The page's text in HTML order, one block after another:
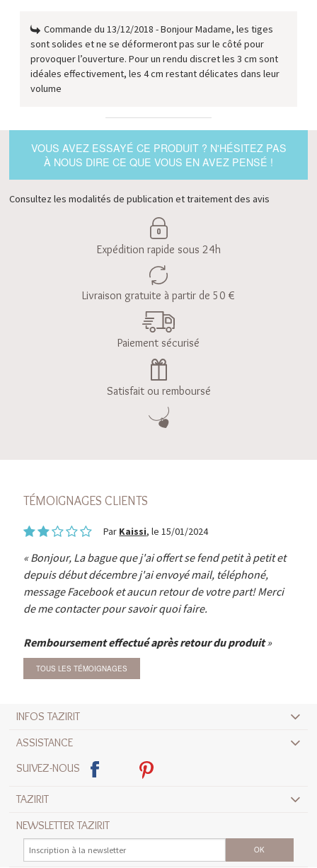
Commande du 13/12/2018 - Bonjour Madame, les tiges
sont solides et ne se déformeront pas sur le côté pour
provoquer l’ouverture. Pour un rendu discret les 3 cm sont
idéales effectivement, les 4 cm restant délicates dans leur
volume
VOUS AVEZ ESSAYÉ CE PRODUIT ? N'HÉSITEZ PAS
À NOUS DIRE CE QUE VOUS EN AVEZ PENSÉ !
Consultez les modalités de publication et traitement des avis
Expédition rapide sous 24h
Livraison gratuite à partir de 50 €
Paiement sécurisé
Satisfait ou remboursé
TÉMOIGNAGES CLIENTS
Par Kaissi, le 15/01/2024
Bonjour, La bague que j'ai offert se fend petit à petit et
depuis début décembre j'ai envoyé mail, téléphoné,
message Facebook et aucun retour de votre part! Merci
de me contacter pour savoir quoi faire.
Remboursement effectué après retour du produit
TOUS LES TÉMOIGNAGES
INFOS TAZIRIT
ASSISTANCE
SUIVEZ-NOUS
TAZIRIT
NEWSLETTER TAZIRIT